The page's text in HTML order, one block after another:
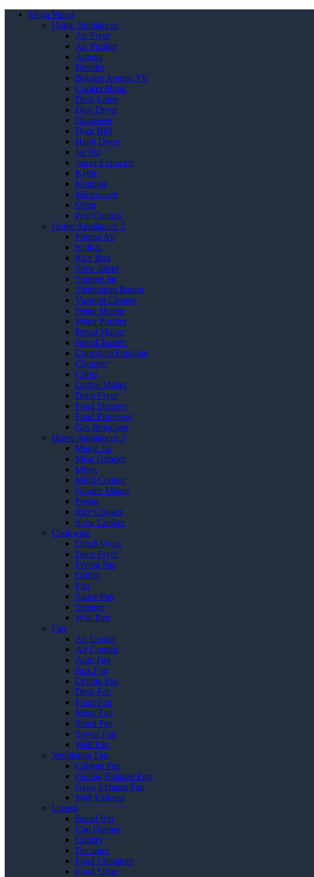
Mega Menu
Home Appliances
Air Fryer
Air Purifier
Antena
Blender
Booster Antena TV
Cooker Hood
Desk Lamp
Dish Dryer
Dispenser
Door Bell
Hand Dryer
Jar Pot
Juicer Extractor
Kettle
Kompor
Microwave
Oven
Pest Control
Home Appliances 2
Pompa Air
Kulkas
Rice Box
Slow Juicer
Storage Jar
Timbangan Badan
Vacuum Cleaner
Water Heater
Water Purifier
Bread Maker
Bread Toaster
Chocolate Fountain
Chopper
Citrus
Coffee Maker
Deep Fryer
Food Steamer
Food Processor
Gas Regulator
Home Appliances 3
Magic Jar
Meat Grinder
Mixer
Multi Cooker
Noodle Maker
Presto
Rice Cooker
Slow Cooker
Cookware
Dutch Oven
Deep Fryer
Frying Pan
Griller
Pan
Sauce Pan
Steamer
Wok Pan
Fan
Air Cooler
Air Curtain
Auto Fan
Box Fan
Ceiling Fan
Desk Fan
Floor Fan
Misty Fan
Stand Fan
Tower Fan
Wall Fan
Ventilating Fan
Cabinet Fan
Ceiling Exhaust Fan
Glass Exhaust Fan
Wall Exhaust
Utensil
Bread Bin
Can Opener
Cutlery
Decanter
Food Container
Food Slicer